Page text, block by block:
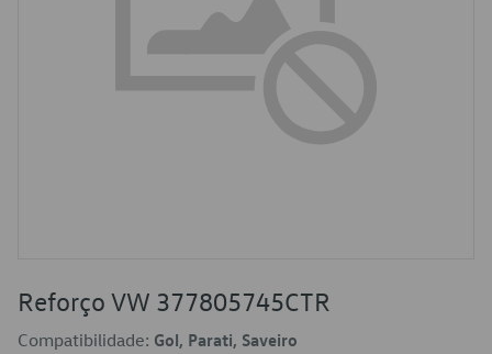
Reforço VW 377805745CTR
Compatibilidade: Gol, Parati, Saveiro